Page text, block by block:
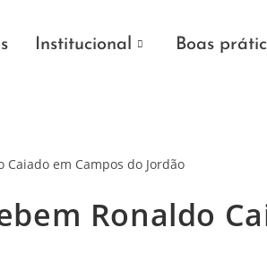
Institucional Boas
Ronaldo